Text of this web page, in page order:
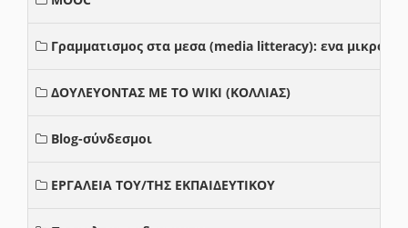
Γραμματισμος στα μεσα (media litteracy): ενα μικρο
ΔΟΥΛΕΥΟΝΤΑΣ ΜΕ ΤΟ WIKI (ΚΟΛΛΙΑΣ)
Blog-σύνδεσμοι
ΕΡΓΑΛΕΙΑ ΤΟΥ/ΤΗΣ ΕΚΠΑΙΔΕΥΤΙΚΟΥ